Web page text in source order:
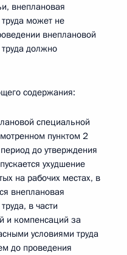
внеплановая
может не
внеплановой
должно
содержания:
специальной
пунктом 2
до утверждения
ухудшение
на рабочих местах, в
внеплановая
в части
и компенсаций за
условиями труда
до проведения